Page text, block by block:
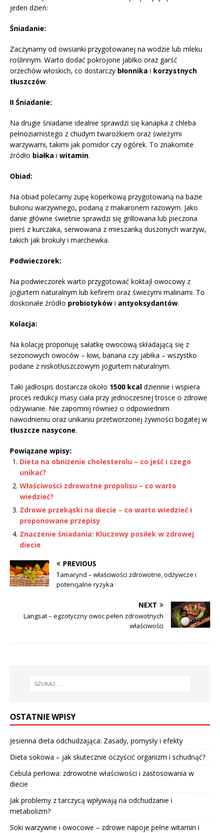
jeden dzień:
Śniadanie:
Zaczynamy od owsianki przygotowanej na wodzie lub mleku
roślinnym. Warto dodać pokrojone jabłko oraz garść
orzechów włoskich, co dostarczy błonnika i korzystnych
tłuszczów.
II Śniadanie:
Na drugie śniadanie idealnie sprawdzi się kanapka z chleba
pełnoziarnistego z chudym twarożkiem oraz świeżymi
warzywami, takimi jak pomidor czy ogórek. To znakomite
źródło białka i witamin.
Obiad:
Na obiad polecamy zupę koperkową przygotowaną na bazie
bulionu warzywnego, podaną z makaronem razowym. Jako
danie główne świetnie sprawdzi się grillowana lub pieczona
pierś z kurczaka, serwowana z mieszanką duszonych warzyw,
takich jak brokuły i marchewka.
Podwieczorek:
Na podwieczorek warto przygotować koktajl owocowy z
jogurtem naturalnym lub kefirem oraz świeżymi malinami. To
doskonałe źródło probiotyków i antyoksydantów.
Kolacja:
Na kolację proponuję sałatkę owocową składającą się z
sezonowych owoców – kiwi, banana czy jabłka – wszystko
podane z niskotłuszczowym jogurtem naturalnym.
Taki jadłospis dostarcza około 1500 kcal dziennie i wspiera
proces redukcji masy ciała przy jednoczesnej trosce o zdrowe
odżywianie. Nie zapomnij również o odpowiednim
nawodnieniu oraz unikaniu przetworzonej żywności bogatej w
tłuszcze nasycone.
Powiązane wpisy:
Dieta na obniżenie cholesterolu – co jeść i czego
unikać?
Właściwości zdrowotne propolisu – co warto
wiedzieć?
Zdrowe przekąski na diecie – co warto wiedzieć i
proponowane przepisy
Znaczenie śniadania: Kluczowy posiłek w zdrowej
diecie
PREVIOUS
Tamarynd – właściwości zdrowotne, odżywcze i
potencjalne ryzyka
NEXT
Langsat – egzotyczny owoc pełen zdrowotnych
właściwości
OSTATNIE WPISY
Jesienna dieta odchudzająca: Zasady, pomysły i efekty
Dieta sokowa – jak skutecznie oczyścić organizm i schudnąć?
Cebula perłowa: zdrowotne właściwości i zastosowania w
diecie
Jak problemy z tarczycą wpływają na odchudzanie i
metabolizm?
Soki warzywne i owocowe – zdrowe napoje pełne witamin i